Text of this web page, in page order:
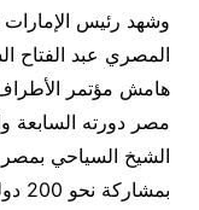
وشهد رئيس الإمارات
المصري عبد الفتاح
هامش مؤتمر
الشيخ السياحي
بمشاركة نحو 200 دولة.